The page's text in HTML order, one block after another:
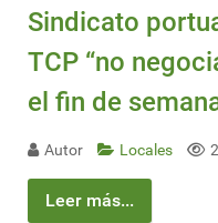
Sindicato
TCP “no
el fin de
Autor Locales 2
Leer más...